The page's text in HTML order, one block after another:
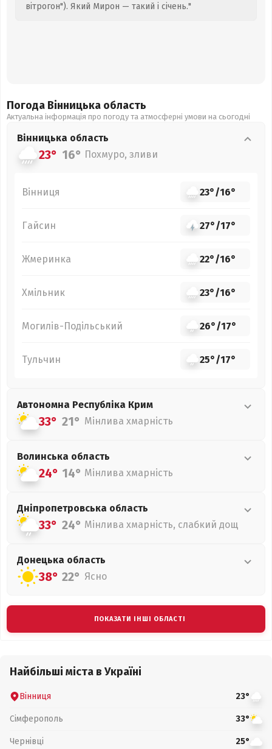
вітрогон"). Який Мирон — такий і січень."
Погода Вінницька область
Актуальна інформація про погоду та атмосферні умови на сьогодні
Вінницька область
23° 16° Похмуро, зливи
Вінниця 23°/16°
Гайсин 27°/17°
Жмеринка 22°/16°
Хмільник 23°/16°
Могилів-Подільський 26°/17°
Тульчин 25°/17°
Автономна Республіка Крим
33° 21° Мінлива хмарність
Волинська область
24° 14° Мінлива хмарність
Дніпропетровська область
33° 24° Мінлива хмарність, слабкий дощ
Донецька область
38° 22° Ясно
ПОКАЗАТИ ІНШІ ОБЛАСТІ
Найбільші міста в Україні
Вінниця 23°
Сімферополь 33°
Чернівці 25°